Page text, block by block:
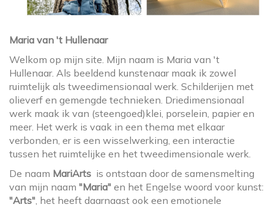
Maria van 't Hullenaar
Welkom op mijn site. Mijn naam is Maria van 't
Hullenaar. Als beeldend kunstenaar maak ik zowel
ruimtelijk als tweedimensionaal werk. Schilderijen met
olieverf en gemengde technieken. Driedimensionaal
werk maak ik van (steengoed)klei, porselein, papier en
meer. Het werk is vaak in een thema met elkaar
verbonden, er is een wisselwerking, een interactie
tussen het ruimtelijke en het tweedimensionale werk.
De naam MariArts is ontstaan door de samensmelting
van mijn naam "Maria" en het Engelse woord voor kunst:
"Arts", het heeft daarnaast ook een emotionele